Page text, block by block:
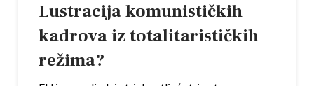
Lustracija komunističkih
kadrova iz totalitarističkih
režima?